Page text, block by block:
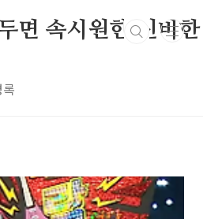
면 속시원한 신비한